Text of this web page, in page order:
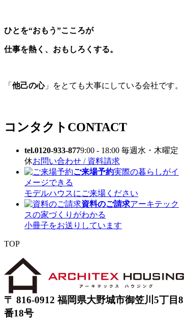
ひとを“おもう”こころが
仕事を熱く、おもしろくする。
「 他己の心」をとても大事にしている会社です。
コンタクト CONTACT
tel.0120-933-8779:00 - 18:00 毎週水・木曜定
休お問い合わせ / 資料請求
ご来場予約実際の暮らしがイ
メージできる
モデルハウスにご来場ください
資料のご請求アーキテック
スの家づくりがわかる
小冊子をお送りしています
TOP
〒 816-0912 福岡県大野城市御笠川5丁目8
番18号